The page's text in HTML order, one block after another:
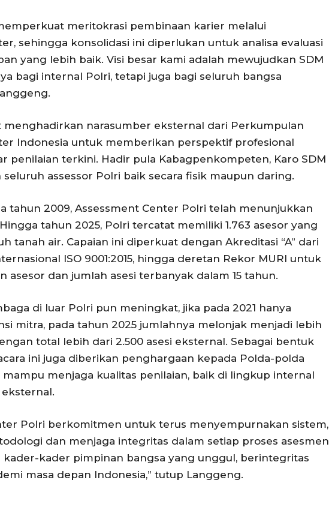
meritokrasi pembinaan karier melalui
sehingga konsolidasi ini diperlukan untuk analisa evaluasi
yang lebih baik. Visi besar kami adalah mewujudkan SDM
bagi internal Polri, tetapi juga bagi seluruh bangsa
menghadirkan narasumber eksternal dari Perkumpulan
Indonesia untuk memberikan perspektif profesional
penilaian terkini. Hadir pula Kabagpenkompeten, Karo SDM
seluruh assessor Polri baik secara fisik maupun daring.
tahun 2009, Assessment Center Polri telah menunjukkan
tahun 2025, Polri tercatat memiliki 1.763 asesor yang
tanah air. Capaian ini diperkuat dengan Akreditasi “A” dari
ISO 9001:2015, hingga deretan Rekor MURI untuk
asesor dan jumlah asesi terbanyak dalam 15 tahun.
di luar Polri pun meningkat, jika pada 2021 hanya
mitra, pada tahun 2025 jumlahnya melonjak menjadi lebih
total lebih dari 2.500 asesi eksternal. Sebagai bentuk
ini juga diberikan penghargaan kepada Polda-polda
menjaga kualitas penilaian, baik di lingkup internal
Polri berkomitmen untuk terus menyempurnakan sistem,
dan menjaga integritas dalam setiap proses asesmen
kader pimpinan bangsa yang unggul, berintegritas
masa depan Indonesia,” tutup Langgeng.